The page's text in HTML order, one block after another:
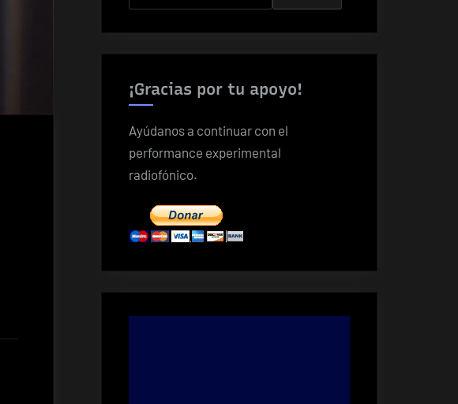
¡Gracias por tu apoyo!
Ayúdanos a continuar con el
performance experimental
radiofónico.